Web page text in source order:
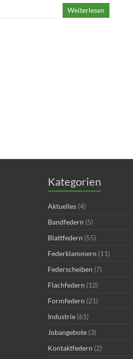
Weiterlesen
Kategorien
Aktuelles (4)
Bandfedern (5)
Blattfedern (55)
Federklammern (11)
Federscheiben (7)
Flachfedern (12)
Formfedern (21)
Industrie (61)
Jobangebote (3)
Kontaktfedern (2)